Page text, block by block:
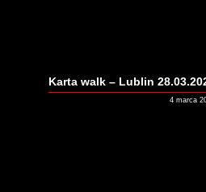
Karta walk – Lublin
4 marca